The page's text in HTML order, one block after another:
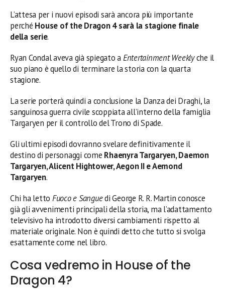
L’attesa per i nuovi episodi sarà ancora più importante
perché House of the Dragon 4 sarà la stagione finale
della serie.
Ryan Condal aveva già spiegato aEntertainment Weeklyche il
suo piano è quello di terminare la storia con la quarta
stagione.
La serie porterà quindi a conclusione la Danza dei Draghi, la
sanguinosa guerra civile scoppiata all’interno della famiglia
Targaryen per il controllo del Trono di Spade.
Gli ultimi episodi dovranno svelare definitivamente il
destino di personaggi come Rhaenyra Targaryen, Daemon
Targaryen, Alicent Hightower, Aegon II e Aemond
Targaryen.
Chi ha letto Fuoco e Sanguedi George R. R. Martin conosce
già gli avvenimenti principali della storia, ma l’adattamento
televisivo ha introdotto diversi cambiamenti rispetto al
materiale originale. Non è quindi detto che tutto si svolga
esattamente come nel libro.
Cosa vedremo in House of the
Dragon 4?